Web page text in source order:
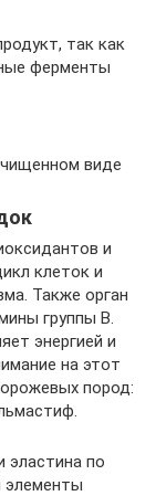
так как
ферменты
виде
и
клеток и
Также орган
группы В.
энергией и
на этот
пород:
эластина по